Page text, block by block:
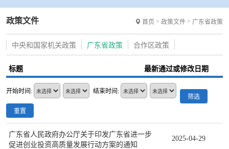
政策文件 首页 > 政策文件 > 广东省政策
中央和国家机关政策 广东省政策 合作区政策
标题 最新通过或修改日期
开始时间:
结束时间:
筛选
重置
广东省人民政府办公厅关于印发广东省进一步
促进创业投资高质量发展行动方案的通知
2025-04-29